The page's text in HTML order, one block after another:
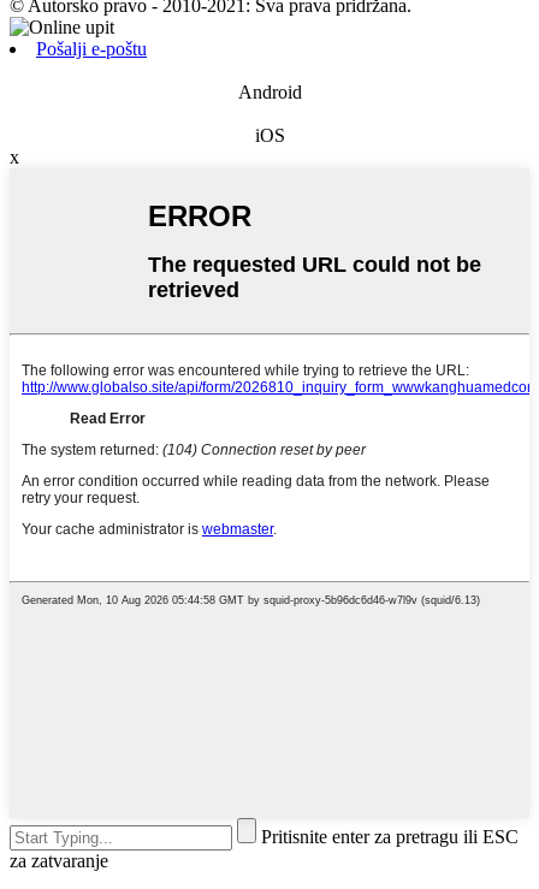
© Autorsko pravo - 2010-2021: Sva prava pridržana.
Pošalji e-poštu
Android
iOS
x
Pritisnite enter za pretragu ili ESC
za zatvaranje